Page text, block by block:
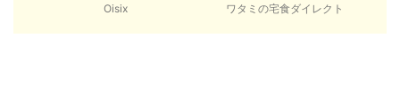
Oisix ワタミの宅食ダイレクト